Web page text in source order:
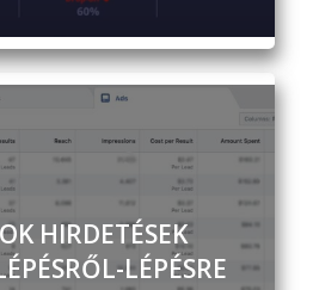
HIRDETÉSEK
LÉPÉSRE